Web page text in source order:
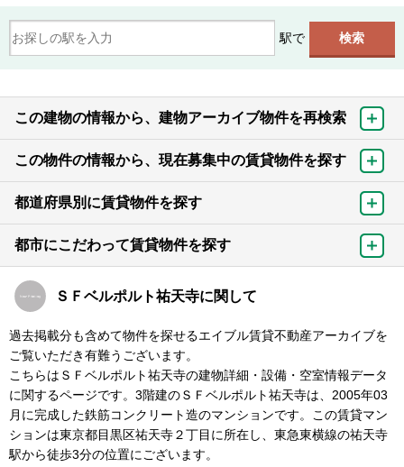
駅で
この建物の情報から、建物アーカイブ物件を再検索
この物件の情報から、現在募集中の賃貸物件を探す
都道府県別に賃貸物件を探す
都市にこだわって賃貸物件を探す
ＳＦベルポルト祐天寺に関して
過去掲載分も含めて物件を探せるエイブル賃貸不動産アーカイブを
ご覧いただき有難うございます。
こちらはＳＦベルポルト祐天寺の建物詳細・設備・空室情報データ
に関するページです。3階建のＳＦベルポルト祐天寺は、2005年03
月に完成した鉄筋コンクリート造のマンションです。この賃貸マン
ションは東京都目黒区祐天寺２丁目に所在し、東急東横線の祐天寺
駅から徒歩3分の位置にございます。